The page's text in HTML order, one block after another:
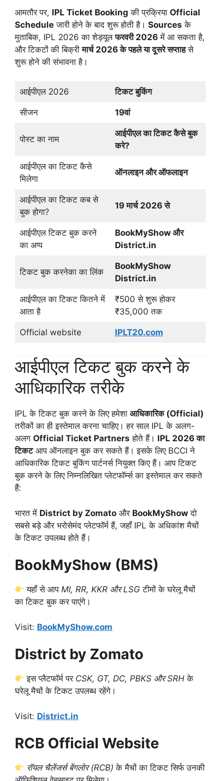
आमतौर पर, IPL Ticket Booking की प्रक्रिया Official
Schedule जारी होने के बाद शुरू होती है। Sources के
मुताबिक, IPL 2026 का शेड्यूलफरवरी 2026 में आ सकता है,
और टिकटों की बिक्रीमार्च 2026 के पहले या दूसरे सप्ताहसे
शुरू होने की संभावना है।
आईपीएल 2026 टिकट बुकिंग
सीजन 19वां
पोस्ट का नाम
आईपीएल का टिकट कैसे बुक
करे?
आईपीएल का टिकट कैसे
मिलेगा
ऑनलाइन और ऑफलाइन
आईपीएल का टिकट कब से
बुक होगा?
19 मार्च 2026 से
आईपीएल टिकट बुक करने
का अप्प
BookMyShow और
District.in
टिकट बुक करनेका का लिंक
BookMyShow
District.in
आईपीएल का टिकट कितने में
आता है
₹500 से शुरू होकर
₹35,000 तक
Official website IPLT20.com
आईपीएल टिकट बुक करने के
आधिकारिक तरीके
IPL के टिकट बुक करने के लिए हमेशा आधिकारिक (Official)
तरीकों का ही इस्तेमाल करना चाहिए। हर साल IPL के अलग-
अलग Official Ticket Partners होते हैं। IPL 2026 का
टिकटआप ऑनलाइन बुक कर सकते हैं। इसके लिए BCCI ने
आधिकारिक टिकट बुकिंग पार्टनर्स नियुक्त किए हैं। आप टिकट
बुक करने के लिए निम्नलिखित प्लेटफॉर्म्स का इस्तेमाल कर सकते
हैं:
भारत में District by Zomato और BookMyShow दो
सबसे बड़े और भरोसेमंद प्लेटफॉर्म हैं, जहाँ IPL के अधिकांश मैचों
के टिकट उपलब्ध होते हैं।
BookMyShow (BMS)
यहाँ से आपMI, RR, KKR और LSG टीमों के घरेलू मैचों
का टिकट बुक कर पाएंगे।
Visit: BookMyShow.com
District by Zomato
इस प्लैटफॉर्म पर CSK, GT, DC, PBKS और SRH के
घरेलू मैचों के टिकट उपलब्ध रहेंगे।
Visit: District.in
RCB Official Website
रॉयल चैलेंजर्स बेंगलोर (RCB) के मैचों का टिकट सिर्फ उनकी